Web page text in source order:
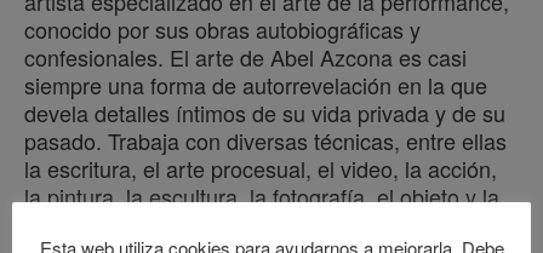
conocido por sus obras autobiográficas y
confesionales. El arte de Abel Azcona es casi
siempre una forma de autorrevelación en la que
devela detalles íntimos de su vida privada y de su
pasado. Trabaja con diversas técnicas, entre ellas
la escritura, el arte procesual, el video, la acción,
la pintura, la escultura, la fotografía, el objeto y la
Esta web utiliza cookies para ayudarnos a mejorarla. Debe